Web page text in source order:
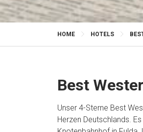
HOME HOTELS
Best
Unser 4-Sterne Best
Herzen Deutschlands.